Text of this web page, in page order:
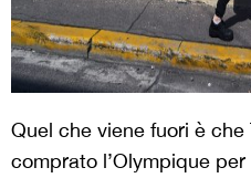
Quel che viene fuori è che
comprato l’Olympique